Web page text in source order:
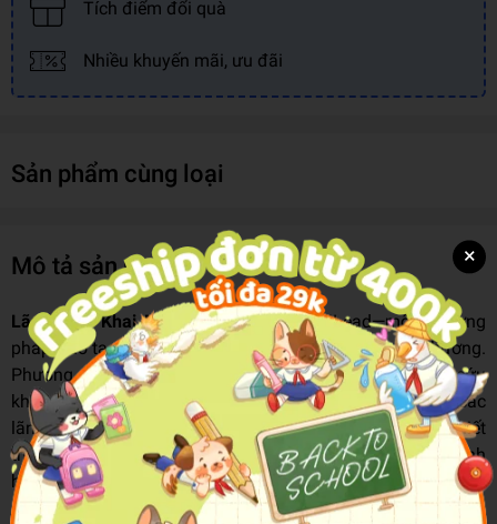
Tích điểm đổi quà
Nhiều khuyến mãi, ưu đãi
Sản phẩm cùng loại
Mô tả sản phẩm
Lãnh Đạo Khai Minhchia sẻ về BodhiLead—một phương
pháp đào tạo lãnh đạo độc đáo dựa trên trí tuệ yêu thương.
Phương pháp này kết hợp các giáo lý cổ xưa, nghiên cứu
khoa học hiện đại và những kinh nghiệm thực tế của các
lãnh đạo lớn trên thế giới, mang đến những công cụ thiết
thực cho bất kỳ ai đang tìm kiếm sự mục đích và định
hướng trong cuộc sống.
×